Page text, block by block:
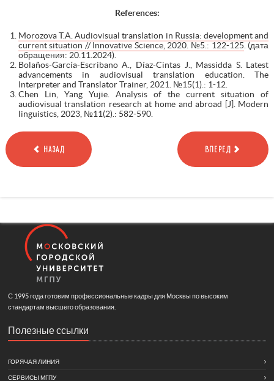
References:
Morozova T.A. Audiovisual translation in Russia: development and
current situation // Innovative Science, 2020. №5.: 122-125 . (дата
обращения: 20.11.2024).
Bolaños-García-Escribano A., Díaz-Cintas J., Massidda S. Latest
advancements in audiovisual translation education. The
Interpreter and Translator Trainer, 2021. №15(1).: 1-12.
Chen Lin, Yang Yujie. Analysis of the current situation of
audiovisual translation research at home and abroad [J]. Modern
linguistics, 2023, №11(2).: 582-590.
НАЗАД ВПЕРЕД
С 1995 года готовим профессиональные кадры для Москвы по высоким
стандартам высшего образования.
Полезные ссылки
ГОРЯЧАЯ ЛИНИЯ
СЕРВИСЫ МГПУ